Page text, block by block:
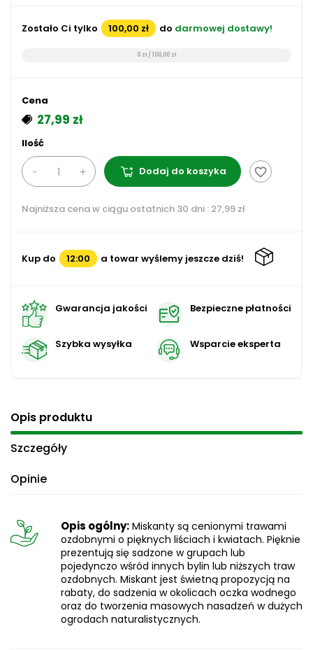
Zostało Ci tylko 100,00 zł do darmowej dostawy!
0 zł / 100,00 zł
Cena
27,99 zł
Ilość
Dodaj do koszyka favorite_border
Najniższa cena w ciągu ostatnich 30 dni : 27,99 zł
Kup do 12:00 a towar wyślemy jeszcze dziś!
Gwarancja jakości Bezpieczne płatności
Szybka wysyłka Wsparcie eksperta
Opis produktu
Szczegóły
Opinie
Opis ogólny: Miskanty są cenionymi trawami
ozdobnymi o pięknych liściach i kwiatach. Pięknie
prezentują się sadzone w grupach lub
pojedynczo wśród innych bylin lub niższych traw
ozdobnych. Miskant jest świetną propozycją na
rabaty, do sadzenia w okolicach oczka wodnego
oraz do tworzenia masowych nasadzeń w dużych
ogrodach naturalistycznych.